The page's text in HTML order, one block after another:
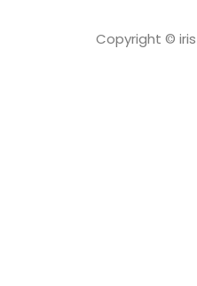
Copyright ©